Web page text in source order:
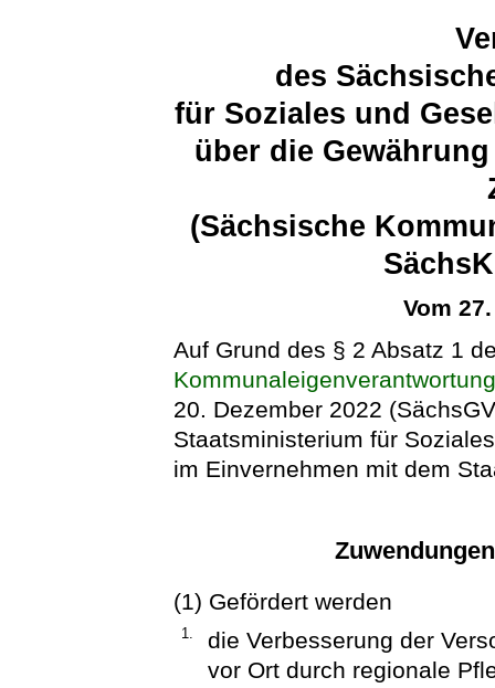
des
für Soziales und
über die
(Sächsische
Vom
Auf Grund des § 2 Absatz 1
20. Dezember 2022
Staatsministerium für
im Einvernehmen mit dem
(1) Gefördert werden
1.
die Verbesserung der
vor Ort durch regionale